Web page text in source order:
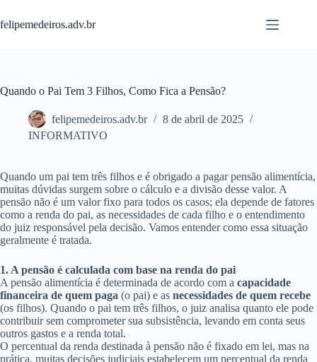
para
o
felipemedeiros.adv.br
Quando o Pai Tem 3 Filhos, Como Fica a Pensão?
felipemedeiros.adv.br
8 de abril de 2025
INFORMATIVO
Quando um pai tem três filhos e é obrigado a pagar pensão alimentícia,
muitas dúvidas surgem sobre o cálculo e a divisão desse valor. A
pensão não é um valor fixo para todos os casos; ela depende de fatores
como a renda do pai, as necessidades de cada filho e o entendimento
do juiz responsável pela decisão. Vamos entender como essa situação
geralmente é tratada.
1. A pensão é calculada com base na renda do pai
A pensão alimentícia é determinada de acordo com a capacidade
financeira de quem paga (o pai) e as necessidades de quem recebe
(os filhos). Quando o pai tem três filhos, o juiz analisa quanto ele pode
contribuir sem comprometer sua subsistência, levando em conta seus
outros gastos e a renda total.
O percentual da renda destinada à pensão não é fixado em lei, mas na
prática, muitas decisões judiciais estabelecem um percentual da renda